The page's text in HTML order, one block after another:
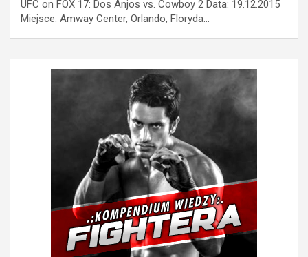
UFC on FOX 17: Dos Anjos vs. Cowboy 2 Data: 19.12.2015
Miejsce: Amway Center, Orlando, Floryda…